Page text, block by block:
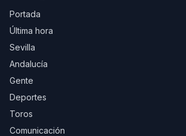
Portada
Última hora
Sevilla
Andalucía
Gente
Deportes
Toros
Comunicación